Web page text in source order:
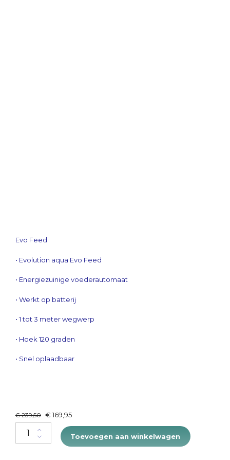
Evo Feed
• Evolution aqua Evo Feed
• Energiezuinige voederautomaat
• Werkt op batterij
• 1 tot 3 meter wegwerp
• Hoek 120 graden
• Snel oplaadbaar
€239,50 Original
price
€ 239,50.
€ 169,95Current
price
is:
EVO Feed quantity
Toevoegen aan winkelwagen